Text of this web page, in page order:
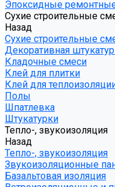
Эпоксидные
Сухие строительные
Назад
Сухие строительные
Декоративная
Кладочные смеси
Клей для плитки
Клей для
Полы
Шпатлевка
Штукатурки
Тепло-, звукоизоляция
Назад
Тепло-, звукоизоляция
Звукоизоляционные
Базальтовая изоляция